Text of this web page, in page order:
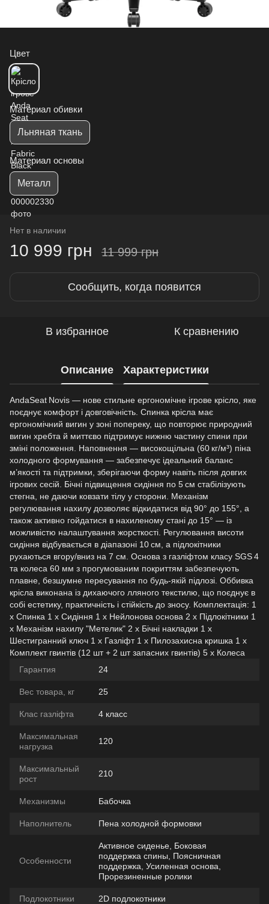
Цвет
Материал обивки
Льняная ткань
Материал основы
Металл
Нет в наличии
10 999 грн 11 999 грн
Сообщить, когда появится
В избранное К сравнению
Описание Характеристики
AndaSeat Novis — нове стильне ергономічне ігрове крісло, яке
поєднує комфорт і довговічність. Спинка крісла має
ергономічний вигин у зоні попереку, що повторює природний
вигин хребта й миттєво підтримує нижню частину спини при
зміні положення. Наповнення — високощільна (60 кг/м³) піна
холодного формування — забезпечує ідеальний баланс
м’якості та підтримки, зберігаючи форму навіть після довгих
ігрових сесій. Бічні підвищення сидіння по 5 см стабілізують
стегна, не даючи ковзати тілу у сторони. Механізм
регулювання нахилу дозволяє відкидатися від 90° до 155°, а
також активно гойдатися в нахиленому стані до 15° — із
можливістю налаштування жорсткості. Регулювання висоти
сидіння відбувається в діапазоні 10 см, а підлокітники
рухаються вгору/вниз на 7 см. Основа з газліфтом класу SGS 4
та колеса 60 мм з прогумованим покриттям забезпечують
плавне, безшумне пересування по будь‑якій підлозі. Оббивка
крісла виконана із дихаючого лляного текстилю, що поєднує в
собі естетику, практичність і стійкість до зносу. Комплектація: 1
х Спинка 1 х Сидіння 1 х Нейлонова основа 2 х Підлокітники 1
х Механізм нахилу "Метелик" 2 х Бічні накладки 1 х
Шестигранний ключ 1 х Газліфт 1 х Пилозахисна кришка 1 х
Комплект гвинтів (12 шт + 2 шт запасних гвинтів) 5 х Колеса
Гарантия
24
Вес товара, кг 25
Клас газліфта 4 класс
Максимальная
нагрузка
120
Максимальный
рост
210
Механизмы Бабочка
Наполнитель Пена холодной формовки
Особенности
Активное сиденье, Боковая
поддержка спины, Поясничная
поддержка, Усиленная основа,
Прорезиненные ролики
Подлокотники 2D подлокотники